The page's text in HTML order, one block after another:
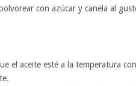
con azúcar y canela al
el aceite esté a la temperatura